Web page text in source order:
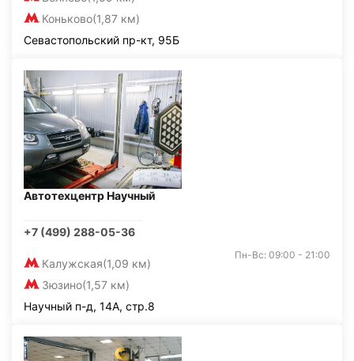
Коньково(1,87 км)
Севастопольский пр-кт, 95Б
Автотехцентр Научный
+7 (499) 288-05-36
Калужская(1,09 км)
Зюзино(1,57 км)
Пн-Вс: 09:00 - 21:00
Научный п-д, 14А, стр.8